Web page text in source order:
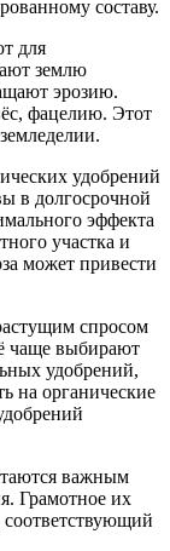
составу.
для
землю
эрозию.
фацелию. Этот
удобрений
в долгосрочной
эффекта
участка и
может привести
спросом
чаще выбирают
удобрений,
на органические
важным
Грамотное их
соответствующий